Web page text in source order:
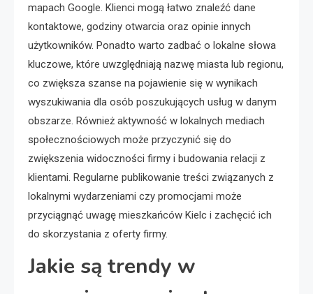
mapach Google. Klienci mogą łatwo znaleźć dane
kontaktowe, godziny otwarcia oraz opinie innych
użytkowników. Ponadto warto zadbać o lokalne słowa
kluczowe, które uwzględniają nazwę miasta lub regionu,
co zwiększa szanse na pojawienie się w wynikach
wyszukiwania dla osób poszukujących usług w danym
obszarze. Również aktywność w lokalnych mediach
społecznościowych może przyczynić się do
zwiększenia widoczności firmy i budowania relacji z
klientami. Regularne publikowanie treści związanych z
lokalnymi wydarzeniami czy promocjami może
przyciągnąć uwagę mieszkańców Kielc i zachęcić ich
do skorzystania z oferty firmy.
Jakie są trendy w